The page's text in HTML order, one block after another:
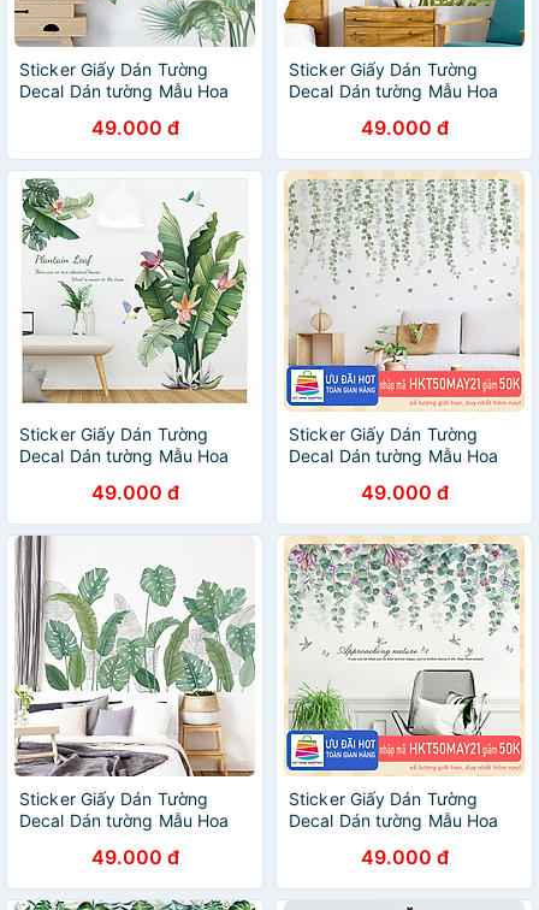
Sticker Giấy Dán Tường
Decal Dán tường Mẫu Hoa
49.000 đ
Sticker Giấy Dán Tường
Decal Dán tường Mẫu Hoa
49.000 đ
Sticker Giấy Dán Tường
Decal Dán tường Mẫu Hoa
49.000 đ
Sticker Giấy Dán Tường
Decal Dán tường Mẫu Hoa
49.000 đ
Sticker Giấy Dán Tường
Decal Dán tường Mẫu Hoa
49.000 đ
Sticker Giấy Dán Tường
Decal Dán tường Mẫu Hoa
49.000 đ